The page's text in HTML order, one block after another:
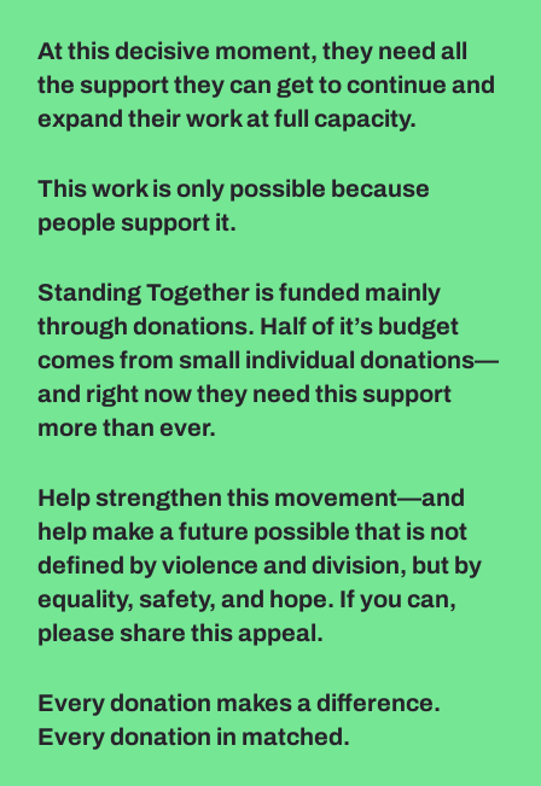
At this decisive moment, they need all
the support they can get to continue and
expand their work at full capacity.
This work is only possible because
people support it.
Standing Together is funded mainly
through donations. Half of it’s budget
comes from small individual donations—
and right now they need this support
more than ever.
Help strengthen this movement—and
help make a future possible that is not
defined by violence and division, but by
equality, safety, and hope. If you can,
please share this appeal.
Every donation makes a difference.
Every donation in matched.